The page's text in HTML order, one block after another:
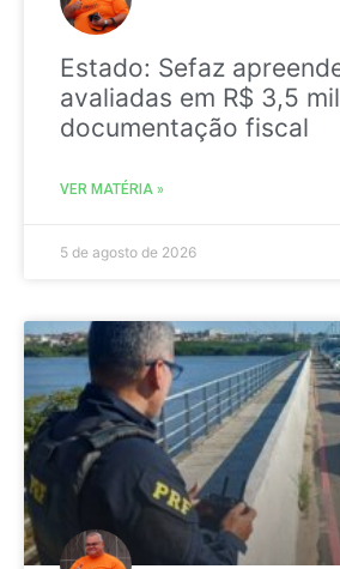
Estado: Sefaz
avaliadas em R$ 3,5
documentação fiscal
VER MATÉRIA »
5 de agosto de 2026